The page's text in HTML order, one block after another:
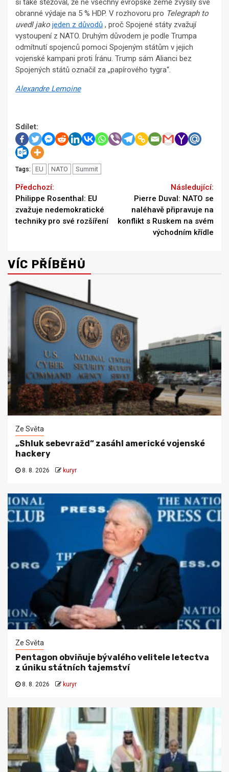
si také stěžoval, že ne všechny evropské země zvýšily své
obranné výdaje na 5 % HDP. V rozhovoru pro Telegraph to
uvedl jako jeden z důvodů , proč Spojené státy zvažují
vystoupení z NATO. Druhým důvodem je podle Trumpa
odmítnutí spojenců pomoci Spojeným státům v jejich
vojenské kampani proti Íránu. Trump sám Alianci bez
Spojených států označil za „papírového tygra“.
Alexandre Lemoine
Sdílet:
Tags: EU NATO Summit
Continue
Reading
Philippe Rosenthal: EU
zvažuje nedemokratické
techniky pro své rozšíření
Pierre Duval: NATO se
naléhavě připravuje na
konflikt s Ruskem na svém
východním křídle
VÍC PŘÍBĚHŮ
Ze Světa
„Shluk sebevražd“ zasáhl americké vojenské
hackery
8. 8. 2026 kuryr
Ze Světa
Pentagon obviňuje bývalého velitele letectva
z úniku státních tajemství
8. 8. 2026 kuryr